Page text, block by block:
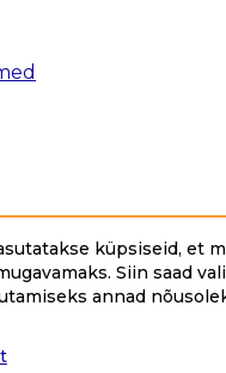
Tervise Arengu
küpsiseid, et
Siin saad
annad